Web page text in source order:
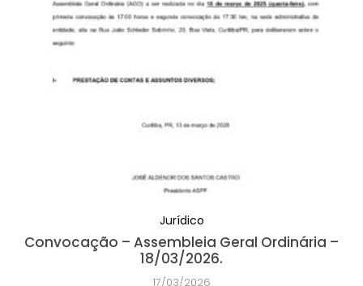
Jurídico
Convocação – Assembleia Geral Ordinária –
18/03/2026.
17/03/2026